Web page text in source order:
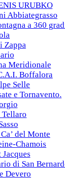
URUBKO
Abbiategrasso
a 360
Zappa
Meridionale
Boffalora
Selle
e Tornavento.
del Monte
Chamois
di San
Devero